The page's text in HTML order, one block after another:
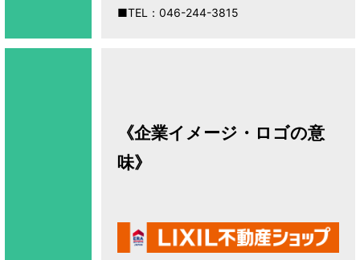
■TEL：046-244-3815
《企業イメージ・ロゴの意
味》